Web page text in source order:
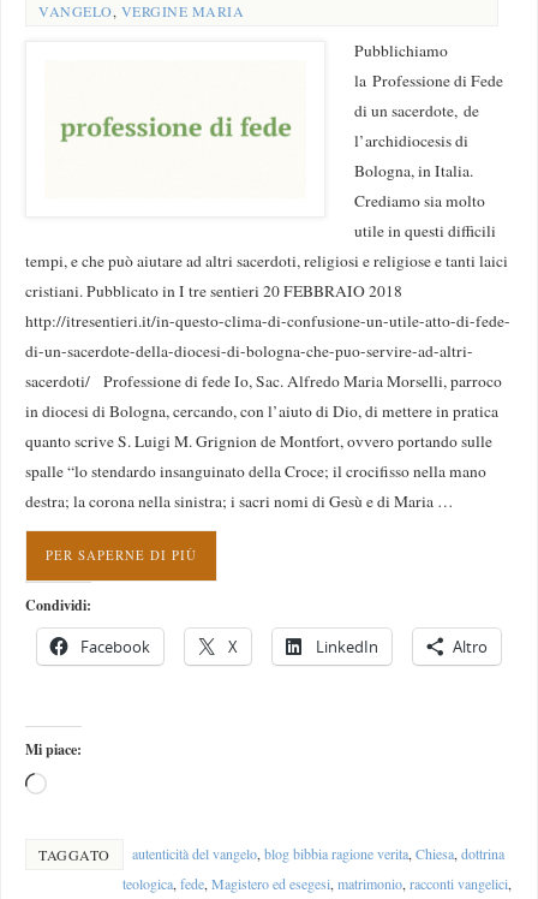
VANGELO, VERGINE MARIA
Pubblichiamo
la Professione di Fede
di un sacerdote, de
l’archidiocesis di
Bologna, in Italia.
Crediamo sia molto
utile in questi difficili
tempi, e che può aiutare ad altri sacerdoti, religiosi e religiose e tanti laici
cristiani. Pubblicato in I tre sentieri 20 FEBBRAIO 2018
http://itresentieri.it/in-questo-clima-di-confusione-un-utile-atto-di-fede-
di-un-sacerdote-della-diocesi-di-bologna-che-puo-servire-ad-altri-
sacerdoti/ Professione di fede Io, Sac. Alfredo Maria Morselli, parroco
in diocesi di Bologna, cercando, con l’aiuto di Dio, di mettere in pratica
quanto scrive S. Luigi M. Grignion de Montfort, ovvero portando sulle
spalle “lo stendardo insanguinato della Croce; il crocifisso nella mano
destra; la corona nella sinistra; i sacri nomi di Gesù e di Maria …
PER SAPERNE DI PIÙ
Condividi:
Facebook X LinkedIn Altro
Mi piace:
TAGGATO autenticità del vangelo, blog bibbia ragione verita, Chiesa, dottrina
teologica, fede, Magistero ed esegesi, matrimonio, racconti vangelici,